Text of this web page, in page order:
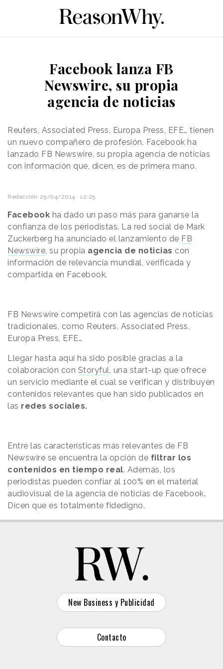
Facebook lanza FB
Newswire, su propia
agencia de noticias
Reuters, Associated Press, Europa Press, EFE… tienen
un nuevo compañero de profesión. Facebook ha
lanzado FB Newswire, su propia agencia de noticias
con información que, dicen, es de primera mano.
Redacción 25/04/2014 · 12:25
Facebook ha dado un paso más para ganarse la
confianza de los periodistas. La red social de Mark
Zuckerberg ha anunciado el lanzamiento de FB
Newswire , su propia agencia de noticias con
información de relevancia mundial, verificada y
compartida en Facebook.
FB Newswire competirá con las agencias de noticias
tradicionales, como Reuters, Associated Press,
Europa Press, EFE…
Llegar hasta aquí ha sido posible gracias a la
colaboración con Storyful
, una start-up que ofrece
un servicio mediante el cual se verifican y distribuyen
contenidos relevantes que han sido publicados en
las redes sociales.
Entre las características más relevantes de FB
Newswire se encuentra la opción de filtrar los
contenidos en tiempo real. Además, los
periodistas pueden confiar al 100% en el material
audiovisual de la agencia de noticias de Facebook.
Dicen que es totalmente fidedigno.
New Business y Publicidad
Contacto